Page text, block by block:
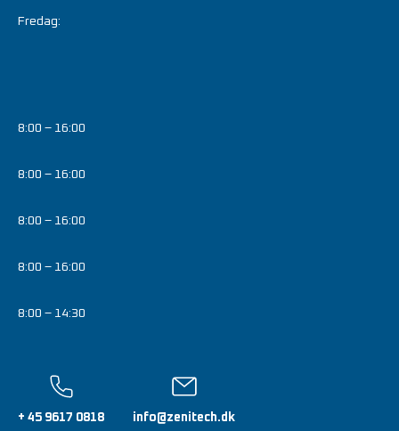
Fredag:
8:00 – 16:00
8:00 – 16:00
8:00 – 16:00
8:00 – 16:00
8:00 – 14:30
+ 45 9617 0818 info@zenitech.dk